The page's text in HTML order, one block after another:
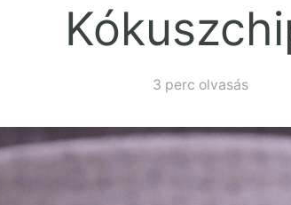
3 perc olvasás